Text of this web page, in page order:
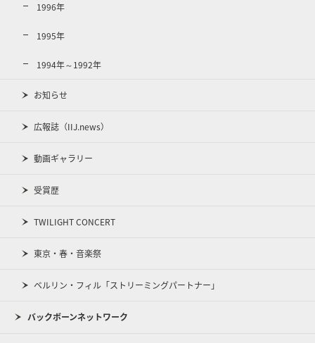
1996年
1995年
1994年～1992年
お知らせ
広報誌（IIJ.news）
動画ギャラリー
受賞歴
TWILIGHT CONCERT
東京・春・音楽祭
ベルリン・フィル「ストリーミングパートナー」
バックボーンネットワーク